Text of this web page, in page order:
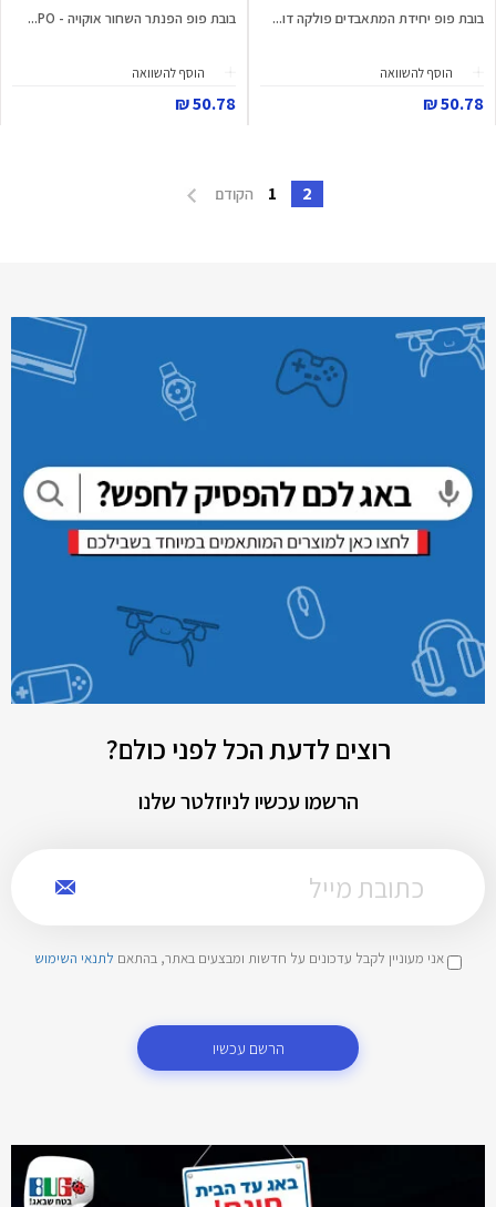
בובת פופ יחידת המתאבדים פולקה דו...
הוסף להשוואה
50.78 ₪
בובת פופ הפנתר השחור אוקויה - PO...
הוסף להשוואה
50.78 ₪
2
1 הקודם
רוצים לדעת הכל לפני כולם?
הרשמו עכשיו לניוזלטר שלנו
אני מעוניין לקבל עדכונים על חדשות ומבצעים באתר, בהתאם לתנאי השימוש
הרשם עכשיו